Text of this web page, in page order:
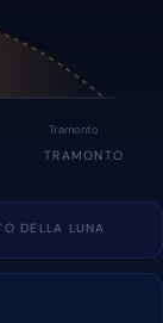
Tramonto
TRAMONTO
DELLA LUNA